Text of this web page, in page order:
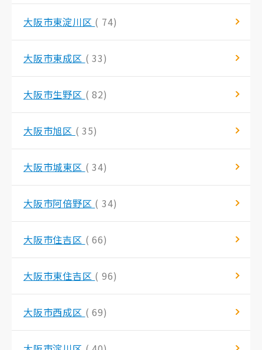
大阪市東淀川区 ( 74)
大阪市東成区 ( 33)
大阪市生野区 ( 82)
大阪市旭区 ( 35)
大阪市城東区 ( 34)
大阪市阿倍野区 ( 34)
大阪市住吉区 ( 66)
大阪市東住吉区 ( 96)
大阪市西成区 ( 69)